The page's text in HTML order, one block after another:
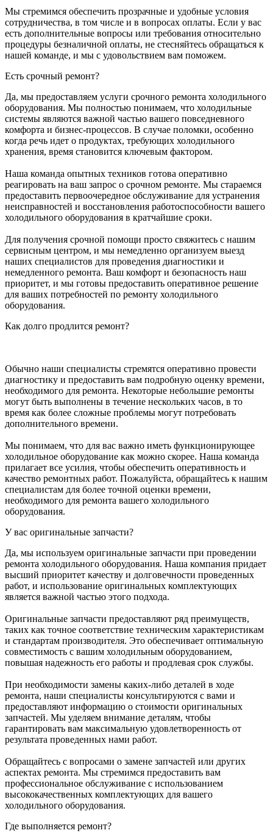
Мы стремимся обеспечить прозрачные и удобные условия
сотрудничества, в том числе и в вопросах оплаты. Если у вас
есть дополнительные вопросы или требования относительно
процедуры безналичной оплаты, не стесняйтесь обращаться к
нашей команде, и мы с удовольствием вам поможем.
Есть срочный ремонт?
Да, мы предоставляем услуги срочного ремонта холодильного
оборудования. Мы полностью понимаем, что холодильные
системы являются важной частью вашего повседневного
комфорта и бизнес-процессов. В случае поломки, особенно
когда речь идет о продуктах, требующих холодильного
хранения, время становится ключевым фактором.
Наша команда опытных техников готова оперативно
реагировать на ваш запрос о срочном ремонте. Мы стараемся
предоставить первоочередное обслуживание для устранения
неисправностей и восстановления работоспособности вашего
холодильного оборудования в кратчайшие сроки.
Для получения срочной помощи просто свяжитесь с нашим
сервисным центром, и мы немедленно организуем выезд
наших специалистов для проведения диагностики и
немедленного ремонта. Ваш комфорт и безопасность наш
приоритет, и мы готовы предоставить оперативное решение
для ваших потребностей по ремонту холодильного
оборудования.
Как долго продлится ремонт?
Обычно наши специалисты стремятся оперативно провести
диагностику и предоставить вам подробную оценку времени,
необходимого для ремонта. Некоторые небольшие ремонты
могут быть выполнены в течение нескольких часов, в то
время как более сложные проблемы могут потребовать
дополнительного времени.
Мы понимаем, что для вас важно иметь функционирующее
холодильное оборудование как можно скорее. Наша команда
прилагает все усилия, чтобы обеспечить оперативность и
качество ремонтных работ. Пожалуйста, обращайтесь к нашим
специалистам для более точной оценки времени,
необходимого для ремонта вашего холодильного
оборудования.
У вас оригинальные запчасти?
Да, мы используем оригинальные запчасти при проведении
ремонта холодильного оборудования. Наша компания придает
высший приоритет качеству и долговечности проведенных
работ, и использование оригинальных комплектующих
является важной частью этого подхода.
Оригинальные запчасти предоставляют ряд преимуществ,
таких как точное соответствие техническим характеристикам
и стандартам производителя. Это обеспечивает оптимальную
совместимость с вашим холодильным оборудованием,
повышая надежность его работы и продлевая срок службы.
При необходимости замены каких-либо деталей в ходе
ремонта, наши специалисты консультируются с вами и
предоставляют информацию о стоимости оригинальных
запчастей. Мы уделяем внимание деталям, чтобы
гарантировать вам максимальную удовлетворенность от
результата проведенных нами работ.
Обращайтесь с вопросами о замене запчастей или других
аспектах ремонта. Мы стремимся предоставить вам
профессиональное обслуживание с использованием
высококачественных комплектующих для вашего
холодильного оборудования.
Где выполняется ремонт?